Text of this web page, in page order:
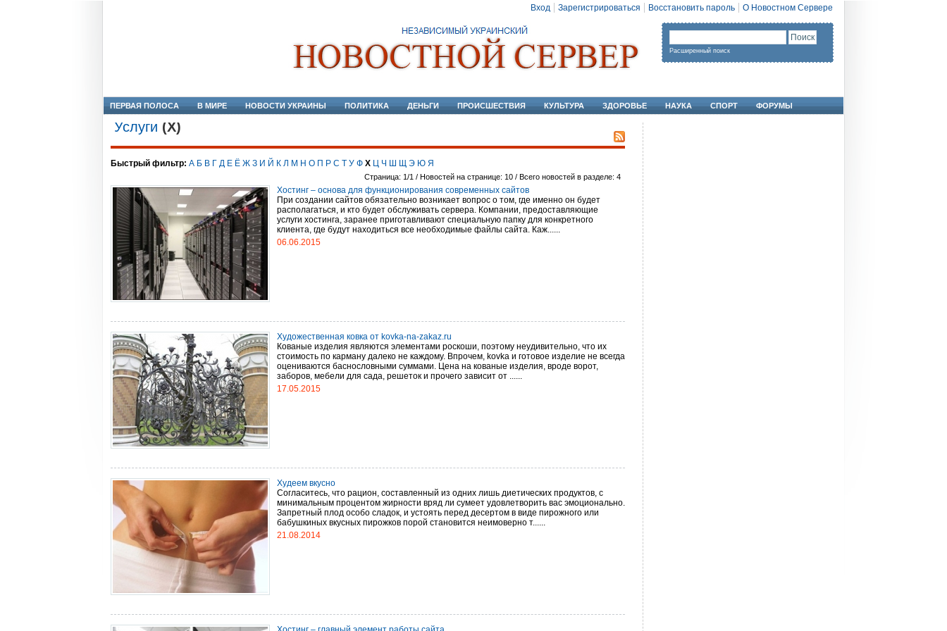
Вход Зарегистрироваться Восстановить пароль О Новостном Сервере
Расширенный поиск
ПЕРВАЯ ПОЛОСА В МИРЕ НОВОСТИ УКРАИНЫ ПОЛИТИКА ДЕНЬГИ ПРОИСШЕСТВИЯ КУЛЬТУРА ЗДОРОВЬЕ НАУКА СПОРТ ФОРУМЫ
Услуги (Х)
Быстрый фильтр: А Б В Г Д Е Ё Ж З И Й К Л М Н О П Р С Т У Ф Х Ц Ч Ш Щ Э Ю Я
Страница: 1/1 / Новостей на странице: 10 / Всего новостей в разделе: 4
Хостинг – основа для функционирования современных сайтов
При создании сайтов обязательно возникает вопрос о том, где именно он будет
располагаться, и кто будет обслуживать сервера. Компании, предоставляющие
услуги хостинга, заранее приготавливают специальную папку для конкретного
клиента, где будут находиться все необходимые файлы сайта. Каж......
06.06.2015
Художественная ковка от kovka-na-zakaz.ru
Кованые изделия являются элементами роскоши, поэтому неудивительно, что их
стоимость по карману далеко не каждому. Впрочем, kovka и готовое изделие не всегда
оцениваются баснословными суммами. Цена на кованые изделия, вроде ворот,
заборов, мебели для сада, решеток и прочего зависит от ......
17.05.2015
Худеем вкусно
Согласитесь, что рацион, составленный из одних лишь диетических продуктов, с
минимальным процентом жирности вряд ли сумеет удовлетворить вас эмоционально.
Запретный плод особо сладок, и устоять перед десертом в виде пирожного или
бабушкиных вкусных пирожков порой становится неимоверно т......
21.08.2014